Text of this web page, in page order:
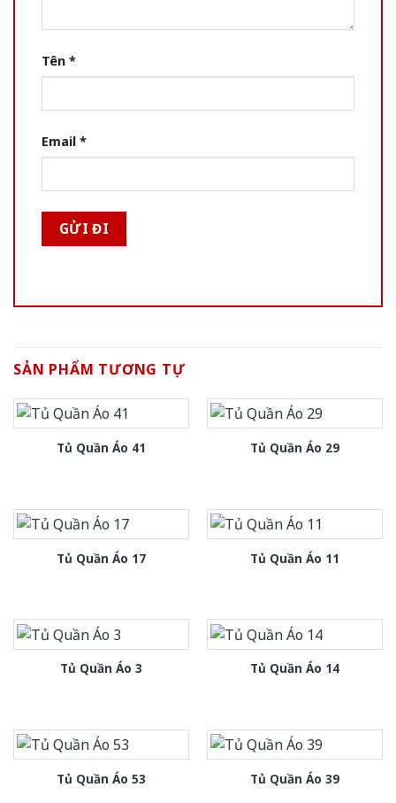
Tên *
Email *
SẢN PHẨM TƯƠNG TỰ
Tủ Quần Áo 41 Tủ Quần Áo 29
Tủ Quần Áo 17 Tủ Quần Áo 11
Tủ Quần Áo 3 Tủ Quần Áo 14
Tủ Quần Áo 53 Tủ Quần Áo 39